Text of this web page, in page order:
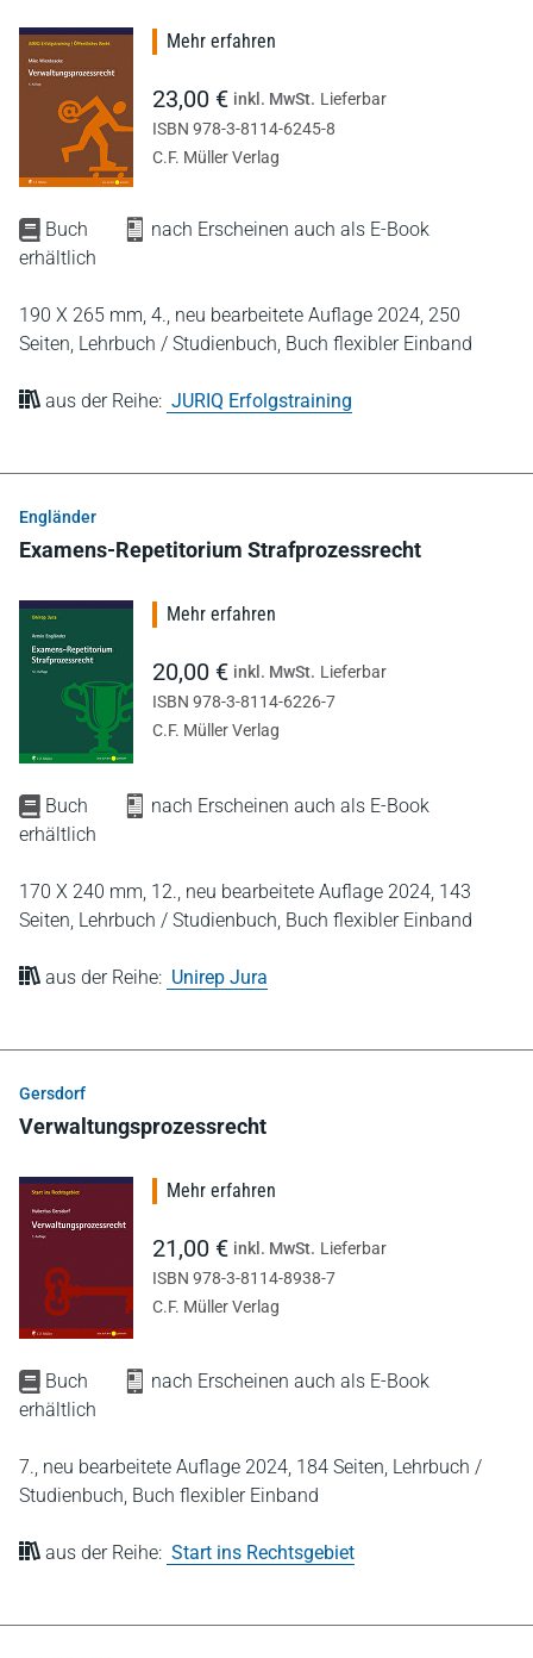
Buch
nach Erscheinen auch als E-Book
erhältlich
190 X 265 mm, 4., neu bearbeitete Auflage 2024, 250
Seiten, Lehrbuch / Studienbuch, Buch flexibler Einband
aus der Reihe: JURIQ Erfolgstraining
Mehr erfahren
23,00 € inkl. MwSt. Lieferbar
ISBN 978-3-8114-6245-8
C.F. Müller Verlag
Engländer
Examens-Repetitorium Strafprozessrecht
Buch
nach Erscheinen auch als E-Book
erhältlich
170 X 240 mm, 12., neu bearbeitete Auflage 2024, 143
Seiten, Lehrbuch / Studienbuch, Buch flexibler Einband
aus der Reihe: Unirep Jura
Mehr erfahren
20,00 € inkl. MwSt. Lieferbar
ISBN 978-3-8114-6226-7
C.F. Müller Verlag
Gersdorf
Verwaltungsprozessrecht
Buch
nach Erscheinen auch als E-Book
erhältlich
7., neu bearbeitete Auflage 2024, 184 Seiten, Lehrbuch /
Studienbuch, Buch flexibler Einband
aus der Reihe: Start ins Rechtsgebiet
Mehr erfahren
21,00 € inkl. MwSt. Lieferbar
ISBN 978-3-8114-8938-7
C.F. Müller Verlag